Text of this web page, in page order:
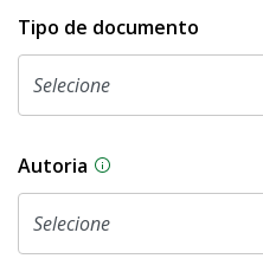
Tipo de documento
Autoria As proposições